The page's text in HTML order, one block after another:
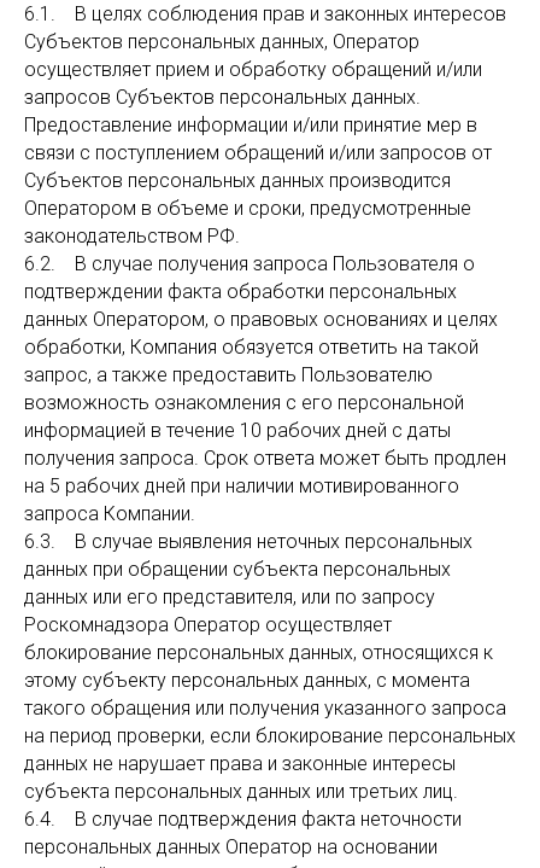
6.1. В целях соблюдения прав и законных интересов
Субъектов персональных данных, Оператор
осуществляет прием и обработку обращений и/или
запросов Субъектов персональных данных.
Предоставление информации и/или принятие мер в
связи с поступлением обращений и/или запросов от
Субъектов персональных данных производится
Оператором в объеме и сроки, предусмотренные
законодательством РФ.
6.2. В случае получения запроса Пользователя о
подтверждении факта обработки персональных
данных Оператором, о правовых основаниях и целях
обработки, Компания обязуется ответить на такой
запрос, а также предоставить Пользователю
возможность ознакомления с его персональной
информацией в течение 10 рабочих дней с даты
получения запроса. Срок ответа может быть продлен
на 5 рабочих дней при наличии мотивированного
запроса Компании.
6.3. В случае выявления неточных персональных
данных при обращении субъекта персональных
данных или его представителя, или по запросу
Роскомнадзора Оператор осуществляет
блокирование персональных данных, относящихся к
этому субъекту персональных данных, с момента
такого обращения или получения указанного запроса
на период проверки, если блокирование персональных
данных не нарушает права и законные интересы
субъекта персональных данных или третьих лиц.
6.4. В случае подтверждения факта неточности
персональных данных Оператор на основании